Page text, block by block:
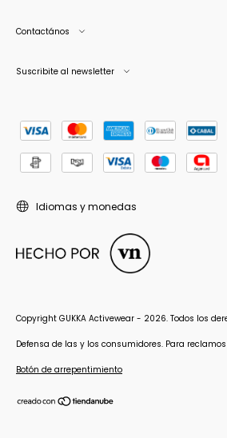
Contactános
Suscribite al newsletter
Idiomas y monedas
Copyright GUKKA Activewear - 2026. Todos los
Defensa de las y los consumidores. Para reclamos
Botón de arrepentimiento